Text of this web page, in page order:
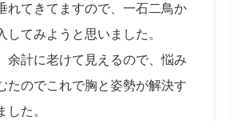
れてきてますので、一石二鳥か
してみようと思いました。
余計に老けて見えるので、悩み
たのでこれで胸と姿勢が解決す
した。